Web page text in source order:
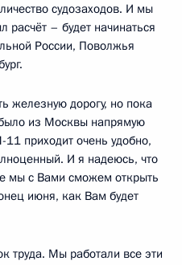
судозаходов. И мы
расчёт – будет начинаться
России, Поволжья
железную дорогу, но пока
из Москвы напрямую
приходит очень удобно,
И я надеюсь, что
мы с Вами сможем открыть
июня, как Вам будет
труда. Мы работали все эти